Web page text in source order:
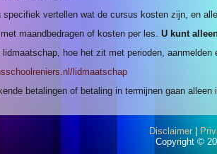
specifiek vertellen wat de cursus kosten zijn, en
maandbedragen of kosten per les. U kunt
lidmaatschap, hoe het zit met perioden,
lidmaatschap
betalingen of betaling in termijnen gaan alleen
Disclaimer|
Copyright ©